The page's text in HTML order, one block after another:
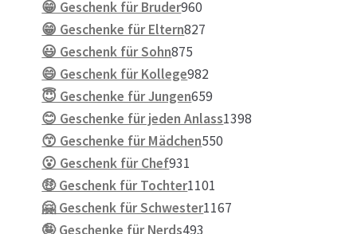
Produkte
😁 Geschenk für Bruder960
Produkte
😁 Geschenke für Eltern827
😃 Geschenk für Sohn875
Produkte
😄 Geschenk für Kollege982
Produkte
😇 Geschenke für Jungen659
Produkte
😊 Geschenke für jeden Anlass1398
😙 Geschenke für Mädchen550
😮 Geschenk für Chef931
Produkte
🤑 Geschenk für Tochter1101
Produkte
🤗 Geschenk für Schwester1167
🤪 Geschenke für Nerds493